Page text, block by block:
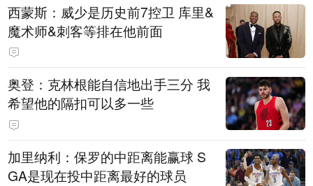
西蒙斯：威少是历史前7控卫 库里&
魔术师&刺客等排在他前面
奥登：克林根能自信地出手三分 我
希望他的隔扣可以多一些
加里纳利：保罗的中距离能赢球 S
GA是现在投中距离最好的球员